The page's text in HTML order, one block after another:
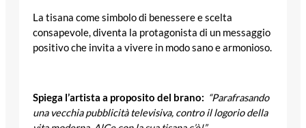
La tisana come simbolo di benessere e scelta
consapevole, diventa la protagonista di un messaggio
positivo che invita a vivere in modo sano e armonioso.
Spiega l’artista a proposito del brano: “Parafrasando
una vecchia pubblicità televisiva, contro il logorio della